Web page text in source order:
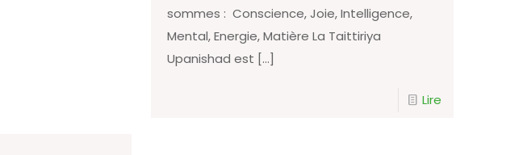
sommes : Conscience, Joie, Intelligence,
Mental, Energie, Matière La Taittiriya
Upanishad est […]
Lire